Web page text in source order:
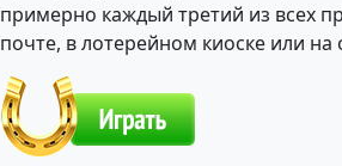
примерно каждый третий из всех
почте, в лотерейном киоске или